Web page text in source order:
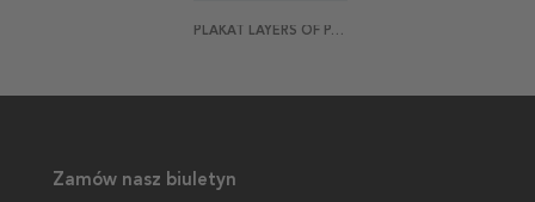
PLAKAT LAYERS OF PARIS
Zamów nasz biuletyn